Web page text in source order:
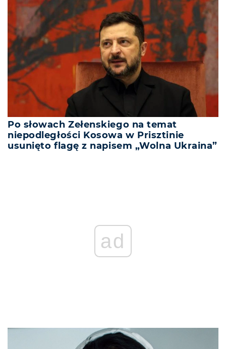
Po słowach Zełenskiego na temat
niepodległości Kosowa w Prisztinie
usunięto flagę z napisem „Wolna Ukraina”
ad